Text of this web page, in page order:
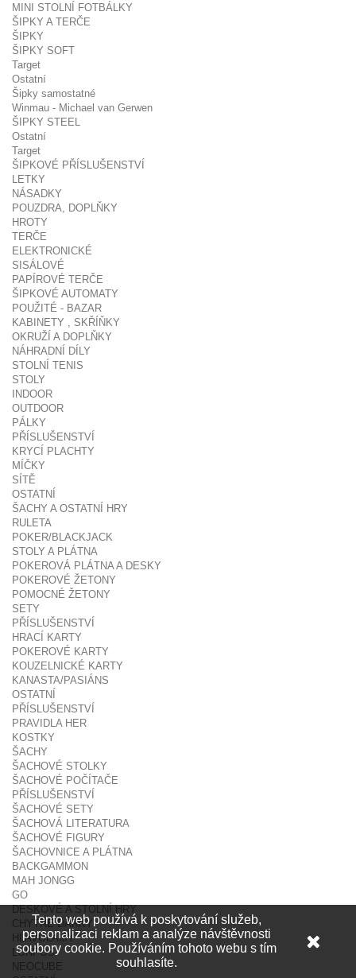
MINI STOLNÍ FOTBÁLKY
ŠIPKY A TERČE
ŠIPKY
ŠIPKY SOFT
Target
Ostatní
Šipky samostatné
Winmau - Michael van Gerwen
ŠIPKY STEEL
Ostatní
Target
ŠIPKOVÉ PŘÍSLUŠENSTVÍ
LETKY
NÁSADKY
POUZDRA, DOPLŇKY
HROTY
TERČE
ELEKTRONICKÉ
SISÁLOVÉ
PAPÍROVÉ TERČE
ŠIPKOVÉ AUTOMATY
POUŽITÉ - BAZAR
KABINETY , SKŘÍŇKY
OKRUŽÍ A DOPLŇKY
NÁHRADNÍ DÍLY
STOLNÍ TENIS
STOLY
INDOOR
OUTDOOR
PÁLKY
PŘÍSLUŠENSTVÍ
KRYCÍ PLACHTY
MÍČKY
SÍTĚ
OSTATNÍ
ŠACHY A OSTATNÍ HRY
RULETA
POKER/BLACKJACK
STOLY A PLÁTNA
POKEROVÁ PLÁTNA A DESKY
POKEROVÉ ŽETONY
POMOCNÉ ŽETONY
SETY
PŘÍSLUŠENSTVÍ
HRACÍ KARTY
POKEROVÉ KARTY
KOUZELNICKÉ KARTY
KANASTA/PASIÁNS
OSTATNÍ
PŘÍSLUŠENSTVÍ
PRAVIDLA HER
KOSTKY
ŠACHY
ŠACHOVÉ STOLKY
ŠACHOVÉ POČÍTAČE
PŘÍSLUŠENSTVÍ
ŠACHOVÉ SETY
ŠACHOVÁ LITERATURA
ŠACHOVÉ FIGURY
ŠACHOVNICE A PLÁTNA
BACKGAMMON
MAH JONGG
GO
DESKOVÉ A STOLNÍ HRY
CHYTRÉ DÁRKY
HLAVOLAMY
LONPOS
NEOCUBE
Tento web používá k poskytování služeb,
personalizaci reklam a analýze návštěvnosti
soubory cookie. Používáním tohoto webu s tím
souhlasíte.